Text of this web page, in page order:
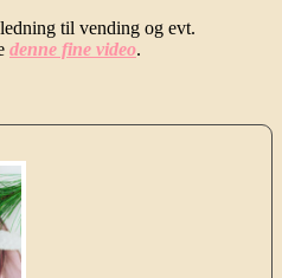
til vending og evt.
denne fine video.